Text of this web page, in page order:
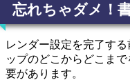
忘れちゃダメ！
レンダー設定を完了す
ップのどこからどこま
要があります。